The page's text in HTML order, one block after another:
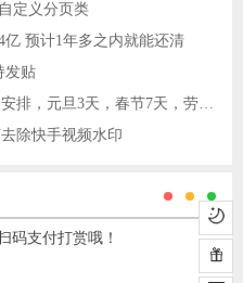
定义分页类
亿 预计1年多之内就能还清
发贴
国务院今天发布2021节假日安排，元旦3天，春节7天，劳动节5天
除快手视频水印
码支付打赏哦！